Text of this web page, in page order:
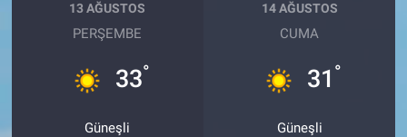
13 AĞUSTOS
PERŞEMBE
33°
Güneşli
14 AĞUSTOS
CUMA
31 °
Güneşli